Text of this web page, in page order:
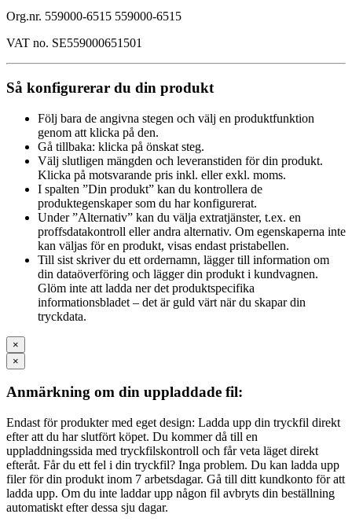
Org.nr. 559000-6515 559000-6515
VAT no. SE559000651501
Så konfigurerar du din produkt
Följ bara de angivna stegen och välj en produktfunktion
genom att klicka på den.
Gå tillbaka: klicka på önskat steg.
Välj slutligen mängden och leveranstiden för din produkt.
Klicka på motsvarande pris inkl. eller exkl. moms.
I spalten ”Din produkt” kan du kontrollera de
produktegenskaper som du har konfigurerat.
Under ”Alternativ” kan du välja extratjänster, t.ex. en
proffsdatakontroll eller andra alternativ. Om egenskaperna inte
kan väljas för en produkt, visas endast pristabellen.
Till sist skriver du ett ordernamn, lägger till information om
din dataöverföring och lägger din produkt i kundvagnen.
Glöm inte att ladda ner det produktspecifika
informationsbladet – det är guld värt när du skapar din
tryckdata.
×
×
Anmärkning om din uppladdade fil:
Endast för produkter med eget design: Ladda upp din tryckfil direkt
efter att du har slutfört köpet. Du kommer då till en
uppladdningssida med tryckfilskontroll och får veta läget direkt
efteråt. Får du ett fel i din tryckfil? Inga problem. Du kan ladda upp
filer för din produkt inom 7 arbetsdagar. Gå till ditt kundkonto för att
ladda upp. Om du inte laddar upp någon fil avbryts din beställning
automatiskt efter dessa sju dagar.